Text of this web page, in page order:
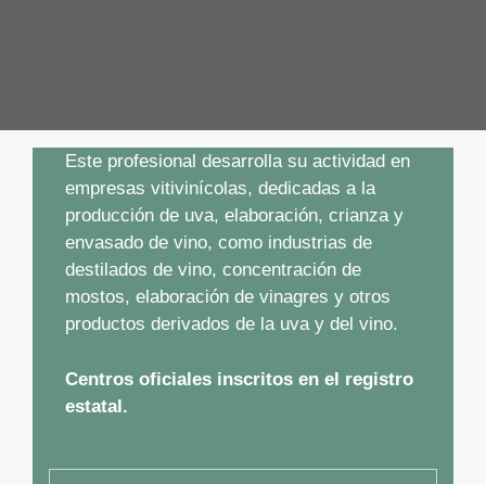
Este profesional desarrolla su actividad en
empresas vitivinícolas, dedicadas a la
producción de uva, elaboración, crianza y
envasado de vino, como industrias de
destilados de vino, concentración de
mostos, elaboración de vinagres y otros
productos derivados de la uva y del vino.
Centros oficiales inscritos en el registro
estatal.